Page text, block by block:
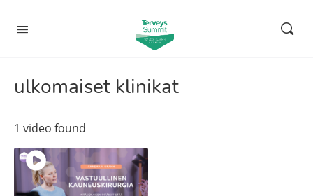
ulkomaiset klinikat
1 video found